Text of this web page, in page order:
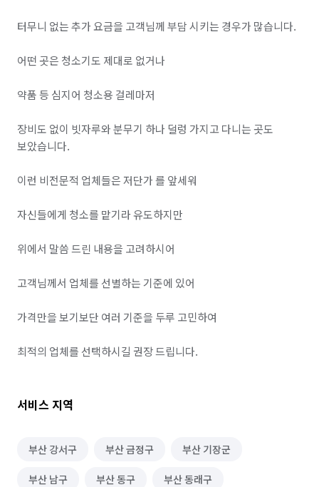
터무니 없는 추가 요금을 고객님께 부담 시키는 경우가 많습니다.
어떤 곳은 청소기도 제대로 없거나
약품 등 심지어 청소용 걸레마저
장비도 없이 빗자루와 분무기 하나 덜렁 가지고 다니는 곳도
보았습니다.
이런 비전문적 업체들은 저단가 를 앞세워
자신들에게 청소를 맡기라 유도하지만
위에서 말씀 드린 내용을 고려하시어
고객님께서 업체를 선별하는 기준에 있어
가격만을 보기보단 여러 기준을 두루 고민하여
최적의 업체를 선택하시길 권장 드립니다.
서비스 지역
부산 강서구 부산 금정구 부산 기장군
부산 남구 부산 동구 부산 동래구